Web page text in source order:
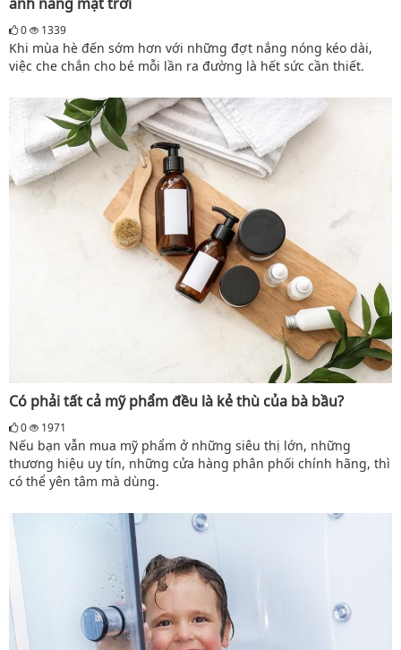
0 1339
Khi mùa hè đến sớm hơn với những đợt nắng nóng kéo dài,
việc che chắn cho bé mỗi lần ra đường là hết sức cần thiết.
Có phải tất cả mỹ phẩm đều là kẻ thù của bà bầu?
0 1971
Nếu bạn vẫn mua mỹ phẩm ở những siêu thị lớn, những
thương hiệu uy tín, những cửa hàng phân phối chính hãng, thì
có thể yên tâm mà dùng.